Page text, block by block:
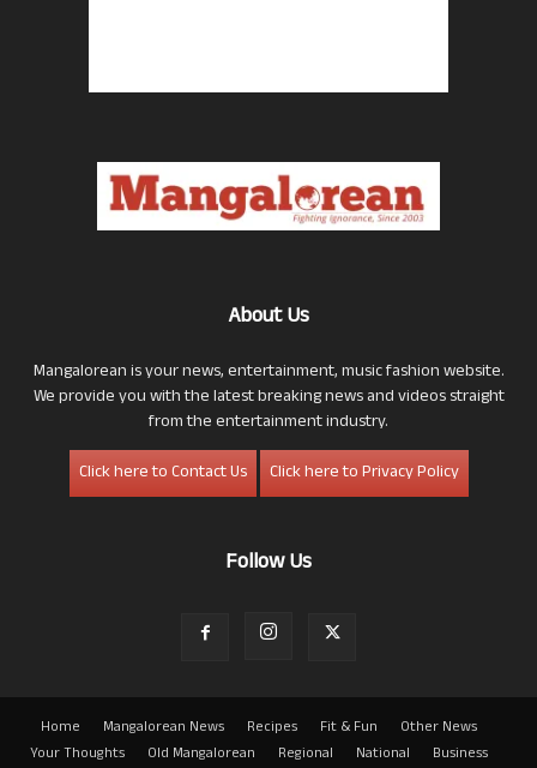
About Us
Mangalorean is your news, entertainment, music fashion website.
We provide you with the latest breaking news and videos straight
from the entertainment industry.
Click here to Contact Us
Click here to Privacy Policy
Follow Us
Home Mangalorean News Recipes Fit & Fun
Other News
Your Thoughts
Old Mangalorean Regional National Business